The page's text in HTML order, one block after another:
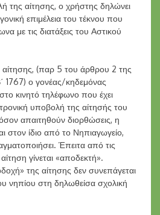
της αίτησης, ο χρήστης δηλώνει
επιμέλεια του τέκνου που
με τις διατάξεις του Αστικού
(παρ 5 του άρθρου 2 της
ο γονέας/κηδεμόνας
κινητό τηλέφωνο που έχει
υποβολή της αίτησής του
απαιτηθούν διορθώσεις, η
στον ίδιο από το Νηπιαγωγείο,
Έπειτα από τις
γίνεται «αποδεκτή».
της αίτησης δεν συνεπάγεται
νηπίου στη δηλωθείσα σχολική